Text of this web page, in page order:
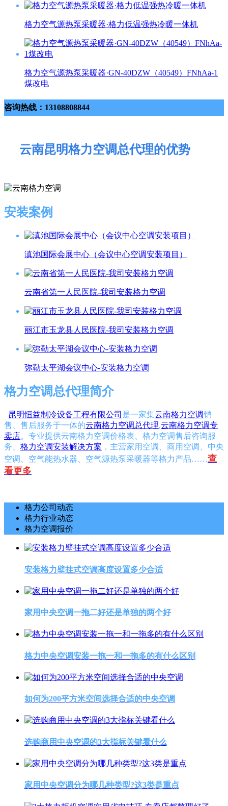
格力空气源热泵采暖器·格力低温强热冷暖一体机
格力空气源热泵采暖器·GN-40DZW（40549）FNhAa-1
煤改电
咨询热线：13108808844
云南昆明格力空调总代理的优势
安装案例
滇池国际会展中心（会议中心空调安装项目）
云南省第一人民医院-我司安装格力空调
丽江市玉龙县人民医院-我司安装格力空调
弥勒太平湖会议中心-安装格力空调
格力空调总代理简介
昆明恒益制冷设备工程有限公司 是一家集云南格力空调销
售、售后服务于一体的云南格力空调总代理,云南格力空调专
卖店。专业提供云南格力空调价格表、格力空调售后咨询服
务、 格力空调安装解决方案 ，主营家用空调、商用空调、中央
空调、空气能热水器、空气源热泵采暖器等格力产品……查
看更多
格力公司动态
格力行业动态
格力空调报价
安装格力壁挂式空调高度设置多少合适
家用中央空调一拖二好还是单独的两个好
格力中央空调安装一拖一和一拖多的有什么区别
如何为200平方米空间选择合适的中央空调
选购商用中央空调的3大指标关键看什么
家用中央空调分为哪几种类型?这3类是重点